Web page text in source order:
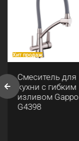
Хит продаж
Смеситель для
кухни с гибким
изливом Gappo
G4398